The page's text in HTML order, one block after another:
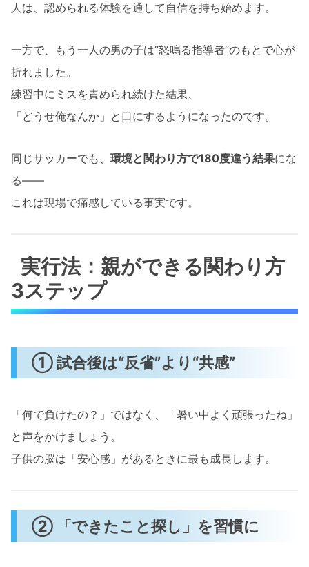
人は、認められる体験を通して自信を持ち始めます。
一方で、もう一人の男の子は“怒鳴る指導者”のもとで心が
折れました。
練習中にミスを責められ続けた結果、
「どうせ俺なんか」と口にするようになったのです。
同じサッカーでも、 環境と関わり方で180度違う結果にな
る――
これは現場で痛感している事実です。
実行法：親ができる関わり方
3ステップ
① 試合後は“反省”より“共感”
「何で負けたの？」ではなく、「暑い中よく頑張ったね」
と声をかけましょう。
子供の脳は「安心感」があるときに最も成長します。
② 「できたこと探し」を習慣に